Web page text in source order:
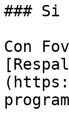
### Si
Con